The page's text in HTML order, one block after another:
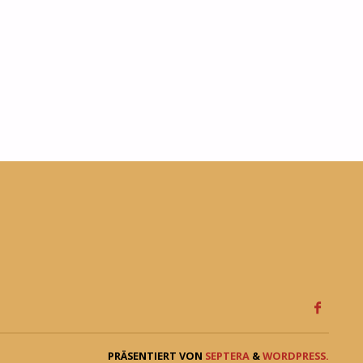
PRÄSENTIERT VON SEPTERA &WORDPRESS.